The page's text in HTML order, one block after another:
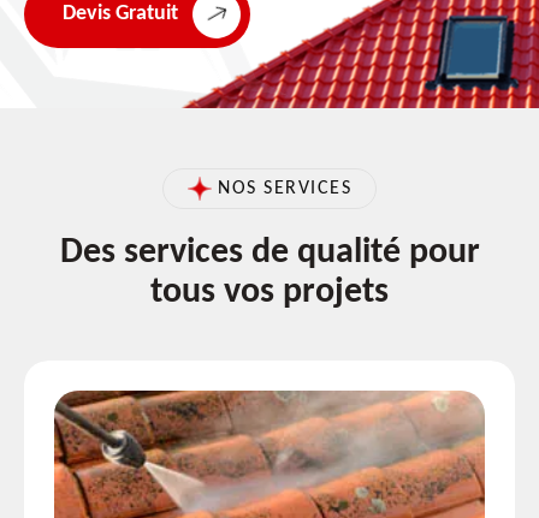
Devis Gratuit
NOS SERVICES
Des services de qualité pour
tous vos projets